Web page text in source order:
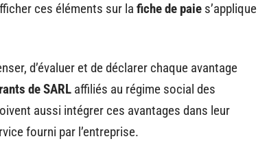
ces éléments sur la fiche de paie s’applique
d’évaluer et de déclarer chaque avantage
de SARL affiliés au régime social des
aussi intégrer ces avantages dans leur
fourni par l’entreprise.